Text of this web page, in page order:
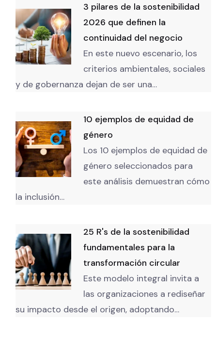
3 pilares de la sostenibilidad
2026 que definen la
continuidad del negocio
En este nuevo escenario, los
criterios ambientales, sociales
y de gobernanza dejan de ser una…
10 ejemplos de equidad de
género
Los 10 ejemplos de equidad de
género seleccionados para
este análisis demuestran cómo
la inclusión…
25 R's de la sostenibilidad
fundamentales para la
transformación circular
Este modelo integral invita a
las organizaciones a rediseñar
su impacto desde el origen, adoptando…